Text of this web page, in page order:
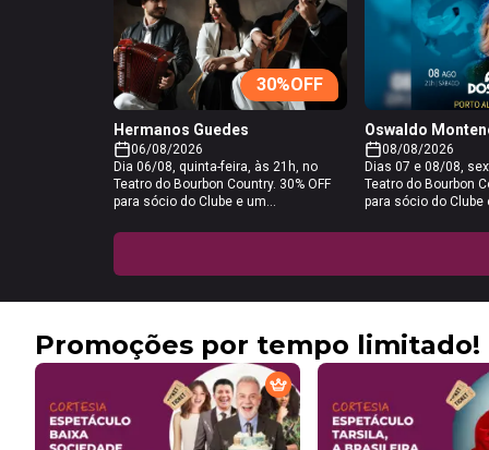
30%OFF
Hermanos Guedes
06/08/2026
Dia 06/08, quinta-feira, às 21h, no
Teatro do Bourbon Country. 30% OFF
para sócio do Clube e um
gerar código, basta adicionar o
GZH", que possui o desconto já
vendas e preencher os dados para
compra liberada. Após realizar a sua
assinatura, o prazo para a Uhuu.com
reconhecer seus dados é de até 24h
corridas.
Oswaldo
08/08/2026
Dias 07 e 08/08,
Teatro do Bourbon
para sócio do Clube
gerar código, basta
vendas e
compra liberada.
assinatura, o prazo
reconhecer seus
Promoções por tempo limitado!